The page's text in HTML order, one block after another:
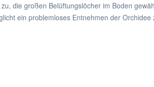
die großen Belüftungslöcher im Boden
ein problemloses Entnehmen der